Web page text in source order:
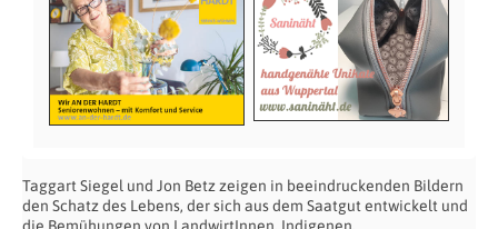
Taggart Siegel und Jon Betz zeigen in beeindruckenden Bildern
den Schatz des Lebens, der sich aus dem Saatgut entwickelt und